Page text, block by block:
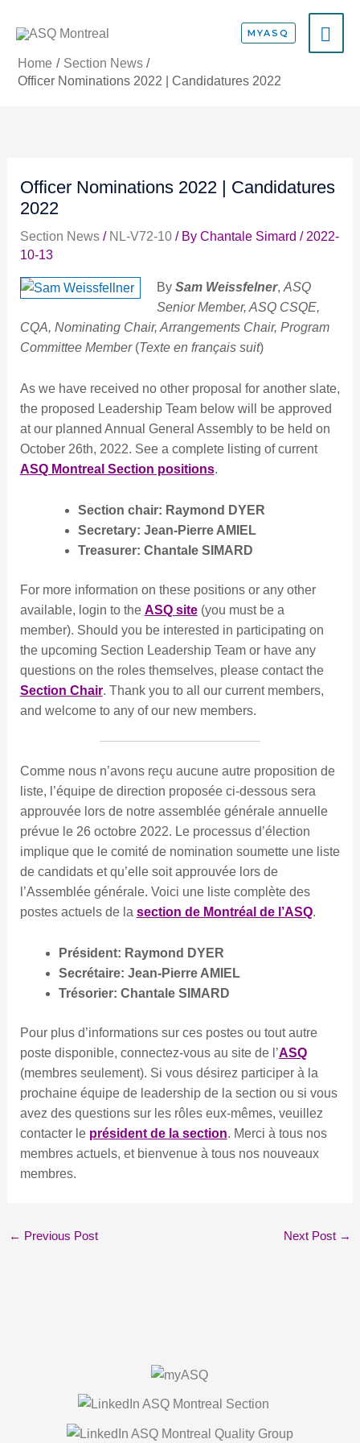
MYASQ
Home
Section News
Officer Nominations 2022 | Candidatures 2022
Officer Nominations 2022 | Candidatures
2022
Section News/ NL-V72-10/ By Chantale Simard / 2022-
10-13
By Sam Weissfelner, ASQ
Senior Member, ASQ CSQE,
CQA, Nominating Chair, Arrangements Chair, Program
Committee Member(Texte en français suit)
As we have received no other proposal for another slate,
the proposed Leadership Team below will be approved
at our planned Annual General Assembly to be held on
October 26th, 2022. See a complete listing of current
ASQ Montreal Section positions.
Section chair: Raymond DYER
Secretary: Jean-Pierre AMIEL
Treasurer: Chantale SIMARD
For more information on these positions or any other
available, login to the ASQ site(you must be a
member). Should you be interested in participating on
the upcoming Section Leadership Team or have any
questions on the roles themselves, please contact the
Section Chair. Thank you to all our current members,
and welcome to any of our new members.
Comme nous n’avons reçu aucune autre proposition de
liste, l’équipe de direction proposée ci-dessous sera
approuvée lors de notre assemblée générale annuelle
prévue le 26 octobre 2022. Le processus d’élection
implique que le comité de nomination soumette une liste
de candidats et qu’elle soit approuvée lors de
l’Assemblée générale. Voici une liste complète des
postes actuels de la section de Montréal de l’ASQ.
Président: Raymond DYER
Secrétaire: Jean-Pierre AMIEL
Trésorier: Chantale SIMARD
Pour plus d’informations sur ces postes ou tout autre
poste disponible, connectez-vous au site de l’ASQ
(membres seulement). Si vous désirez participer à la
prochaine équipe de leadership de la section ou si vous
avez des questions sur les rôles eux-mêmes, veuillez
contacter le président de la section. Merci à tous nos
membres actuels, et bienvenue à tous nos nouveaux
membres.
← Previous Post Next Post →